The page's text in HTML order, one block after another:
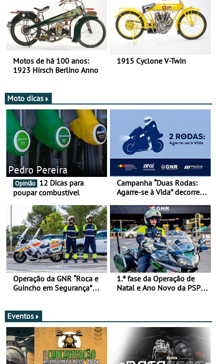
Motos de há 100 anos:
1923 Hirsch Berlino Anno
1915 Cyclone V-Twin
Moto dicas
Pedro Pereira
Opinião
poupar combustível
Campanha “Duas Rodas:
Agarre-se à Vida” decorre
Operação da GNR “Roca e
Guincho em Segurança”
1.ª fase da Operação de
Natal e Ano Novo da PSP e
Eventos